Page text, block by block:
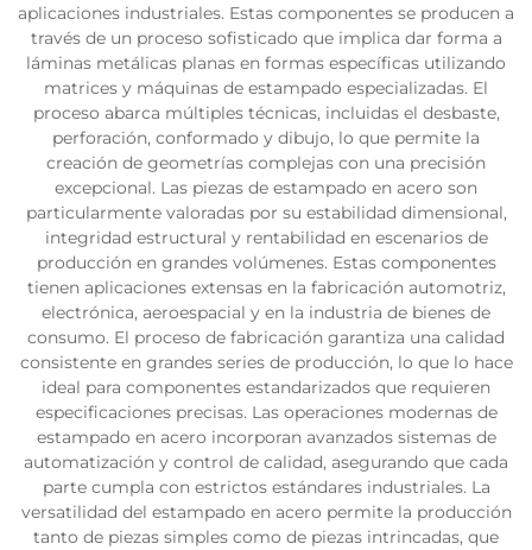
aplicaciones industriales. Estas componentes se producen a
través de un proceso sofisticado que implica dar forma a
láminas metálicas planas en formas específicas utilizando
matrices y máquinas de estampado especializadas. El
proceso abarca múltiples técnicas, incluidas el desbaste,
perforación, conformado y dibujo, lo que permite la
creación de geometrías complejas con una precisión
excepcional. Las piezas de estampado en acero son
particularmente valoradas por su estabilidad dimensional,
integridad estructural y rentabilidad en escenarios de
producción en grandes volúmenes. Estas componentes
tienen aplicaciones extensas en la fabricación automotriz,
electrónica, aeroespacial y en la industria de bienes de
consumo. El proceso de fabricación garantiza una calidad
consistente en grandes series de producción, lo que lo hace
ideal para componentes estandarizados que requieren
especificaciones precisas. Las operaciones modernas de
estampado en acero incorporan avanzados sistemas de
automatización y control de calidad, asegurando que cada
parte cumpla con estrictos estándares industriales. La
versatilidad del estampado en acero permite la producción
tanto de piezas simples como de piezas intrincadas, que